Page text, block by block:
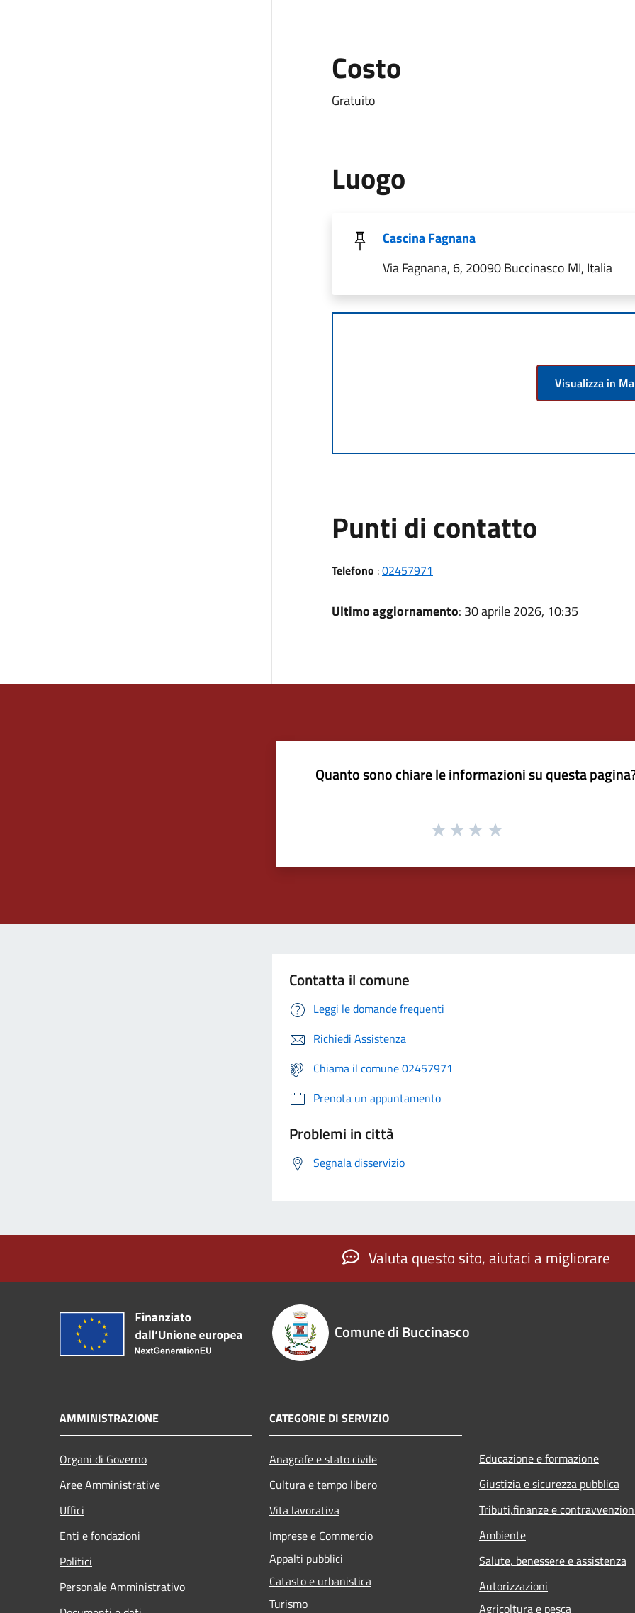
Costo
Gratuito
Luogo
Cascina Fagnana
Via Fagnana, 6, 20090 Buccinasco MI, Italia
Visualizza in
Punti di contatto
Telefono :02457971
Ultimo aggiornamento: 30 aprile 2026, 10:35
Quanto sono chiare le informazioni su questa
Contatta il comune
Leggi le domande frequenti
Richiedi Assistenza
Chiama il comune 02457971
Prenota un appuntamento
Problemi in città
Segnala disservizio
Valuta questo sito, aiutaci a migliorare
Comune di Buccinasco
AMMINISTRAZIONE
Organi di Governo
Aree Amministrative
Uffici
Enti e fondazioni
Politici
Personale Amministrativo
CATEGORIE DI SERVIZIO
Anagrafe e stato civile
Cultura e tempo libero
Vita lavorativa
Imprese e Commercio
Appalti pubblici
Catasto e urbanistica
Turismo
Educazione e formazione
Giustizia e sicurezza pubblica
Tributi,finanze e
Ambiente
Salute, benessere e assistenza
Autorizzazioni
Agricoltura e pesca